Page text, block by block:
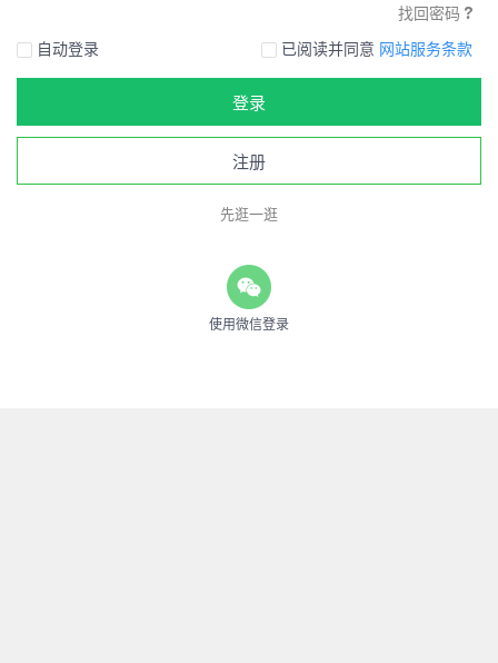
找回密码
自动登录
已阅读并同意 网站服务条款
登录
注册
先逛一逛
使用微信登录